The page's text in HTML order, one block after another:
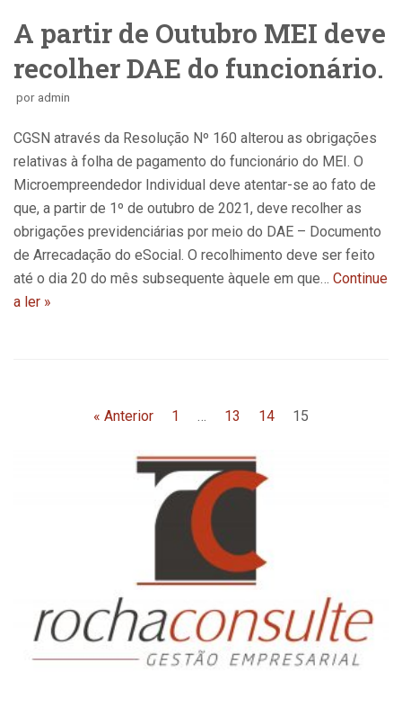
A partir de Outubro MEI deve
recolher DAE do funcionário.
por admin
CGSN através da Resolução Nº 160 alterou as obrigações
relativas à folha de pagamento do funcionário do MEI. O
Microempreendedor Individual deve atentar-se ao fato de
que, a partir de 1º de outubro de 2021, deve recolher as
obrigações previdenciárias por meio do DAE – Documento
de Arrecadação do eSocial. O recolhimento deve ser feito
até o dia 20 do mês subsequente àquele em que… Continue
a ler »
« Anterior 1 … 13 14 15